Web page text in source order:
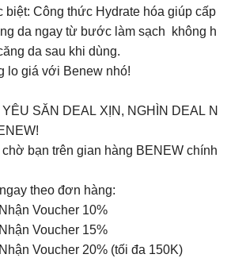
biệt: Công thức Hydrate hóa giúp cấp
da ngay từ bước làm sạch không h
da sau khi dùng.
lo giá với Benew nhó!
SĂN DEAL XỊN, NGHÌN DEAL N
bạn trên gian hàng BENEW chính
theo đơn hàng:
Voucher 10%
Voucher 15%
Voucher 20% (tối đa 150K)